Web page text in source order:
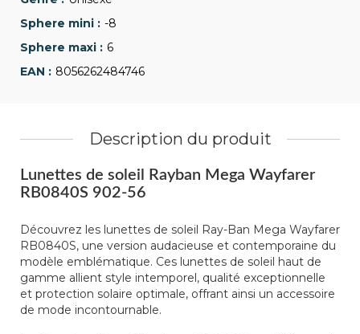
-8
6
8056262484746
Description du produit
Lunettes de soleil Rayban Mega Wayfarer
RB0840S 902-56
Découvrez les lunettes de soleil Ray-Ban Mega Wayfarer
RB0840S, une version audacieuse et contemporaine du
modèle emblématique. Ces lunettes de soleil haut de
gamme allient style intemporel, qualité exceptionnelle
et protection solaire optimale, offrant ainsi un accessoire
de mode incontournable.